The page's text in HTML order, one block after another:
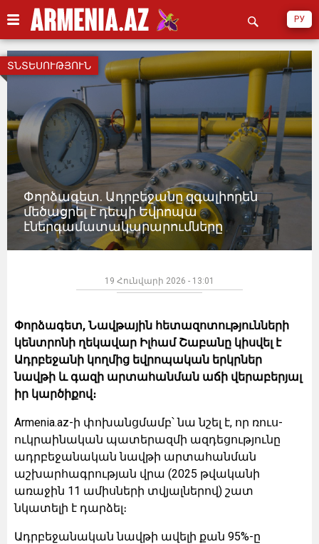
РУ
Փորձագետ. Ադրբեջանը զգալիորեն
մեծացրել է դեպի Եվրոպա
էներգամատակարարումները
ՏՆՏԵՍՈՒԹՅՈՒՆ
19 Հունվարի 2026 - 13:01
Փորձագետ, Նավթային հետազոտությունների
կենտրոնի ղեկավար Իլհամ Շաբանը կիսվել է
Ադրբեջանի կողմից եվրոպական երկրներ
նավթի և գազի արտահանման աճի վերաբերյալ
իր կարծիքով։
Armenia.az-ի փոխանցմամբ՝ նա նշել է, որ ռուս-
ուկրաինական պատերազմի ազդեցությունը
ադրբեջանական նավթի արտահանման
աշխարհագրության վրա (2025 թվականի
առաջին 11 ամիսների տվյալներով) շատ
նկատելի է դարձել։
Ադրբեջանական նավթի ավելի քան 95%-ը